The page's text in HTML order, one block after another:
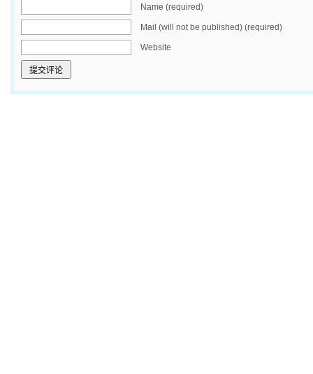
Name (required)
Mail (will not be published) (required)
Website